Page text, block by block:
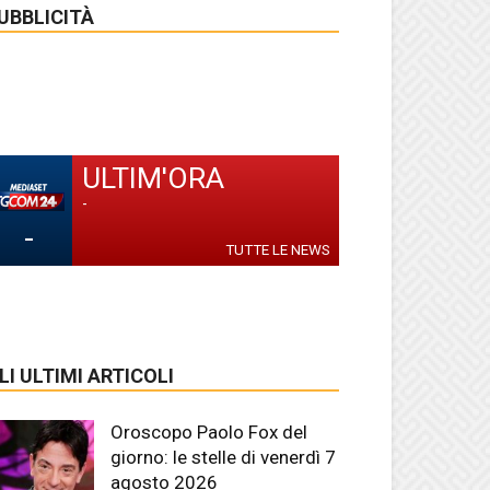
-
ULTIM'ORA
-
TUTTE LE NEWS
ULTIMI ARTICOLI
Oroscopo Paolo Fox del
giorno: le stelle di venerdì 7
agosto 2026